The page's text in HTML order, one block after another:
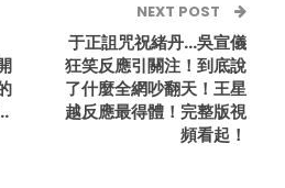
NEXT POST
于正詛咒祝緒丹…吳宣儀
狂笑反應引關注！到底說
了什麼全網吵翻天！王星
越反應最得體！完整版視
頻看起！